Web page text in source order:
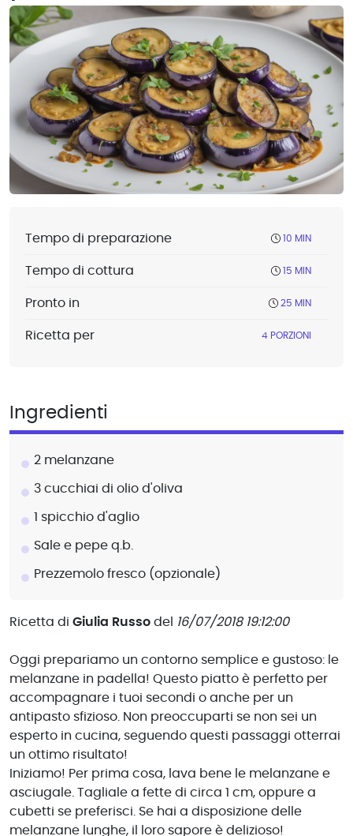
Tempo di preparazione 10 MIN
Tempo di cottura 15 MIN
Pronto in 25 MIN
Ricetta per 4 PORZIONI
Ricetta di Giulia Russo del 16/07/2018 19:12:00
Oggi prepariamo un contorno semplice e gustoso: le
melanzane in padella! Questo piatto è perfetto per
accompagnare i tuoi secondi o anche per un
antipasto sfizioso. Non preoccuparti se non sei un
esperto in cucina, seguendo questi passaggi otterrai
un ottimo risultato!
Iniziamo! Per prima cosa, lava bene le melanzane e
asciugale. Tagliale a fette di circa 1 cm, oppure a
cubetti se preferisci. Se hai a disposizione delle
melanzane lunghe, il loro sapore è delizioso!
Ingredienti
2 melanzane
3 cucchiai di olio d'oliva
1 spicchio d'aglio
Sale e pepe q.b.
Prezzemolo fresco (opzionale)